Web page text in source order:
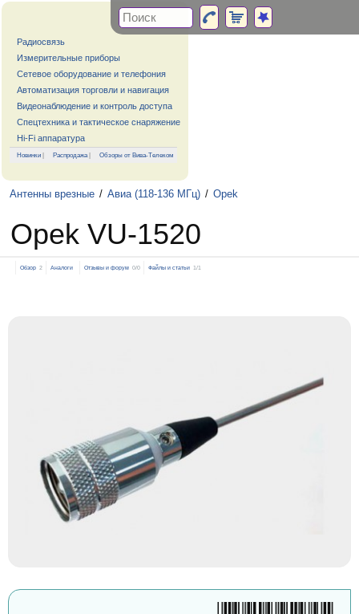
Радиосвязь
Измерительные приборы
Сетевое оборудование и телефония
Автоматизация торговли и навигация
Видеонаблюдение и контроль доступа
Спецтехника и тактическое снаряжение
Hi-Fi аппаратура
Новинки | Распродажа| Обзоры от Вива-Телеком
Антенны врезные / Авиа (118-136 МГц) / Opek
Opek VU-1520
Обзор 2 Аналоги Отзывы и форум 0/0 Файлы и статьи 1/1